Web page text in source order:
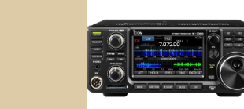
RADIOPHONIQUES...
7 août 2026